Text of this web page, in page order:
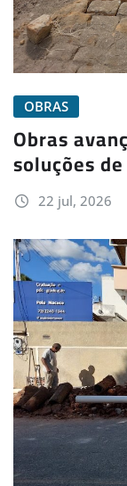
OBRAS
Obras
soluções
22 jul, 2026